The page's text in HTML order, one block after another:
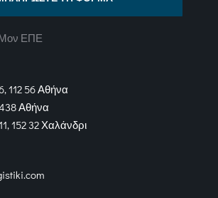
112 56 Αθήνα
Αθήνα
152 32 Χαλάνδρι